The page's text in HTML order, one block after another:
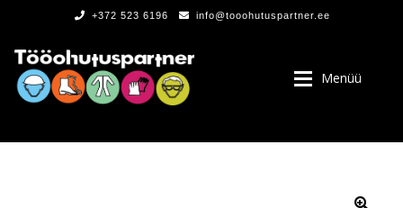
+372 523 6196 info@tooohutuspartner.ee
Menüü